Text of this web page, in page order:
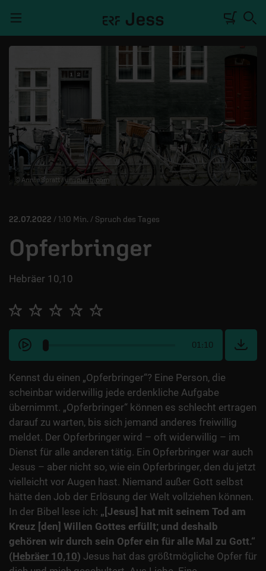
TALKWERK
REPORTAGE
RADIO
DEINE APP
MITMACHEN
ÜBER UNS
© Annie Spratt / unsplash.com
22.07.2022 / 1:10 Min. / Spruch des Tages
Opferbringer
Hebräer 10,10
01:10
Kennst du einen „Opferbringer“? Eine Person, die
scheinbar widerwillig jede erdenkliche Aufgabe
übernimmt. „Opferbringer“ können es schlecht ertragen
darauf zu warten, bis sich jemand anderes freiwillig
meldet. Der Opferbringer wird – oft widerwillig – im
Dienst für alle anderen tätig. Ein Opferbringer war auch
Jesus – aber nicht so, wie ein Opferbringer, den du jetzt
vielleicht vor Augen hast. Niemand außer Gott selbst
hätte den Job der Erlösung der Welt vollziehen können.
In der Bibel lese ich: „[Jesus] hat mit seinem Tod am
Kreuz [den] Willen Gottes erfüllt; und deshalb
gehören wir durch sein Opfer ein für alle Mal zu Gott.“
(Hebräer 10,10) Jesus hat das größtmögliche Opfer für